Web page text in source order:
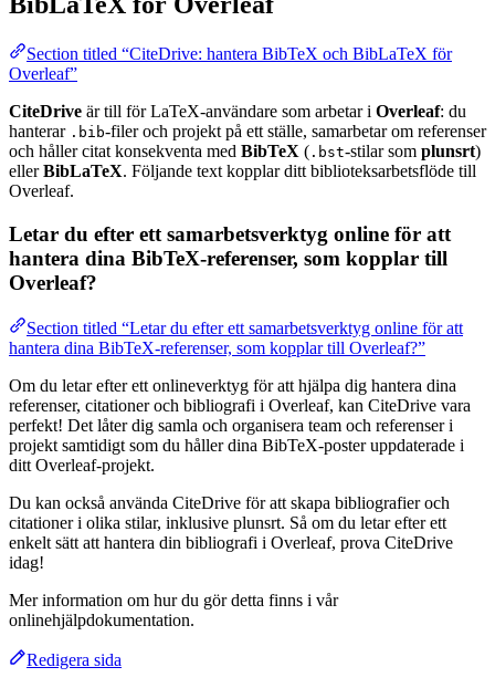
Section titled “CiteDrive: hantera BibTeX och BibLaTeX för
Overleaf”
CiteDrive är till för LaTeX-användare som arbetar i Overleaf: du
hanterar .bib-filer och projekt på ett ställe, samarbetar om referenser
och håller citat konsekventa med BibTeX ( .bst-stilar som plunsrt)
ellerBibLaTeX. Följande text kopplar ditt biblioteksarbetsflöde till
Overleaf.
Letar du efter ett samarbetsverktyg online för att
hantera dina BibTeX-referenser, som kopplar till
Overleaf?
Section titled “Letar du efter ett samarbetsverktyg online för att
hantera dina BibTeX-referenser, som kopplar till Overleaf?”
Om du letar efter ett onlineverktyg för att hjälpa dig hantera dina
referenser, citationer och bibliografi i Overleaf, kan CiteDrive vara
perfekt! Det låter dig samla och organisera team och referenser i
projekt samtidigt som du håller dina BibTeX-poster uppdaterade i
ditt Overleaf-projekt.
Du kan också använda CiteDrive för att skapa bibliografier och
citationer i olika stilar, inklusive plunsrt. Så om du letar efter ett
enkelt sätt att hantera din bibliografi i Overleaf, prova CiteDrive
idag!
Mer information om hur du gör detta finns i vår
onlinehjälpdokumentation.
Redigera sida